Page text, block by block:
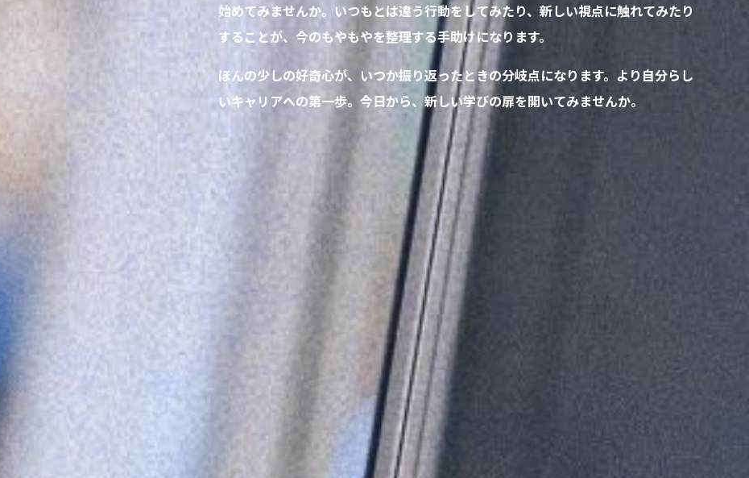
始めてみませんか。いつもとは違う行動をしてみたり、新しい視点に触れてみたり
することが、今のもやもやを整理する手助けになります。
ほんの少しの好奇心が、いつか振り返ったときの分岐点になります。より自分らし
いキャリアへの第一歩。今日から、新しい学びの扉を開いてみませんか。